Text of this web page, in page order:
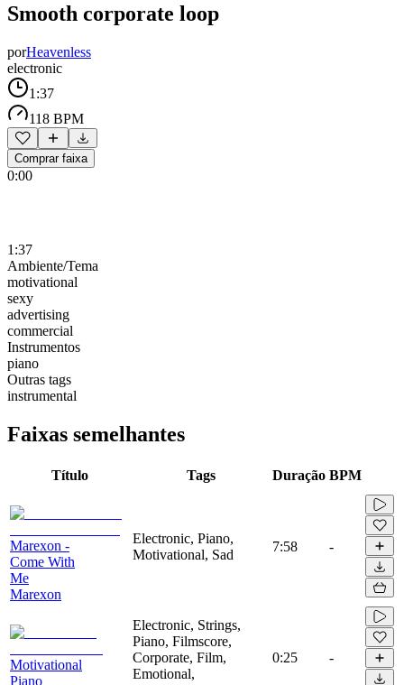
Smooth corporate loop
porHeavenless
electronic
1:37
118 BPM
Comprar faixa
0:00
1:37
Ambiente/Tema
motivational
sexy
advertising
commercial
Instrumentos
piano
Outras tags
instrumental
Faixas semelhantes
Título Tags Duração BPM
Marexon -
Come With
Me
Marexon
Electronic, Piano,
Motivational, Sad
7:58 -
Motivational
Piano
Electronic, Strings,
Piano, Filmscore,
Corporate, Film,
Emotional,
0:25 -